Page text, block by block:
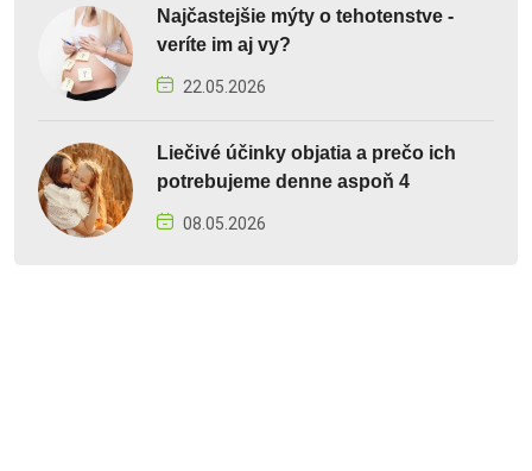
Najčastejšie mýty o tehotenstve -
veríte im aj vy?
22.05.2026
Liečivé účinky objatia a prečo ich
potrebujeme denne aspoň 4
08.05.2026